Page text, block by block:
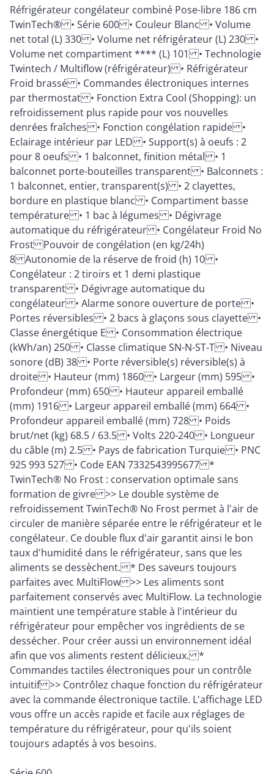
Réfrigérateur congélateur combiné Pose-libre 186 cm
TwinTech® • Série 600 • Couleur Blanc • Volume
net total (L) 330 • Volume net réfrigérateur (L) 230 •
Volume net compartiment **** (L) 101 • Technologie
Twintech / Multiflow (réfrigérateur) • Réfrigérateur
Froid brassé • Commandes électroniques internes
par thermostat • Fonction Extra Cool (Shopping): un
refroidissement plus rapide pour vos nouvelles
denrées fraîches • Fonction congélation rapide •
Eclairage intérieur par LED • Support(s) à oeufs : 2
pour 8 oeufs • 1 balconnet, finition métal • 1
balconnet porte-bouteilles transparent • Balconnets :
1 balconnet, entier, transparent(s) • 2 clayettes,
bordure en plastique blanc • Compartiment basse
température • 1 bac à légumes • Dégivrage
automatique du réfrigérateur • Congélateur Froid No
Frost Pouvoir de congélation (en kg/24h)
8 Autonomie de la réserve de froid (h) 10 •
Congélateur : 2 tiroirs et 1 demi plastique
transparent • Dégivrage automatique du
congélateur • Alarme sonore ouverture de porte •
Portes réversibles • 2 bacs à glaçons sous clayette •
Classe énergétique E • Consommation électrique
(kWh/an) 250 • Classe climatique SN-N-ST-T • Niveau
sonore (dB) 38 • Porte réversible(s) réversible(s) à
droite • Hauteur (mm) 1860 • Largeur (mm) 595 •
Profondeur (mm) 650 • Hauteur appareil emballé
(mm) 1916 • Largeur appareil emballé (mm) 664 •
Profondeur appareil emballé (mm) 728 • Poids
brut/net (kg) 68.5 / 63.5 • Volts 220-240 • Longueur
du câble (m) 2.5 • Pays de fabrication Turquie • PNC
925 993 527 • Code EAN 7332543995677 *
TwinTech® No Frost : conservation optimale sans
formation de givre >> Le double système de
refroidissement TwinTech® No Frost permet à l'air de
circuler de manière séparée entre le réfrigérateur et le
congélateur. Ce double flux d'air garantit ainsi le bon
taux d'humidité dans le réfrigérateur, sans que les
aliments se dessèchent. * Des saveurs toujours
parfaites avec MultiFlow >> Les aliments sont
parfaitement conservés avec MultiFlow. La technologie
maintient une température stable à l'intérieur du
réfrigérateur pour empêcher vos ingrédients de se
dessécher. Pour créer aussi un environnement idéal
afin que vos aliments restent délicieux. *
Commandes tactiles électroniques pour un contrôle
intuitif >> Contrôlez chaque fonction du réfrigérateur
avec la commande électronique tactile. L'affichage LED
vous offre un accès rapide et facile aux réglages de
température du réfrigérateur, pour qu'ils soient
toujours adaptés à vos besoins.